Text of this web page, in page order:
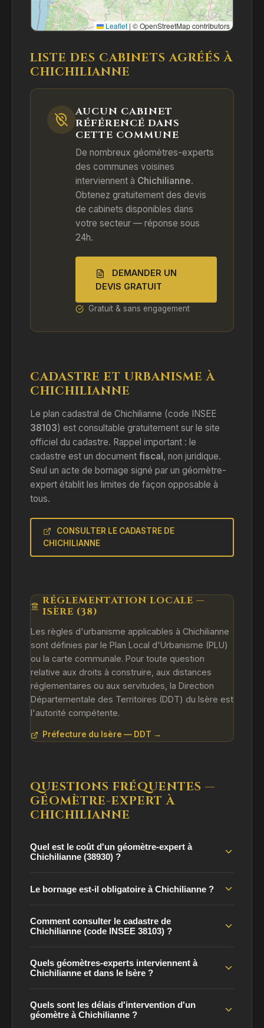
Leaflet | © OpenStreetMap contributors
LISTE DES CABINETS AGRÉÉS À
CHICHILIANNE
AUCUN CABINET
RÉFÉRENCÉ DANS
CETTE COMMUNE
De nombreux géomètres-experts
des communes voisines
interviennent à Chichilianne.
Obtenez gratuitement des devis
de cabinets disponibles dans
votre secteur — réponse sous
24h.
DEMANDER UN
DEVIS GRATUIT
Gratuit & sans engagement
CADASTRE ET URBANISME À
CHICHILIANNE
Le plan cadastral de Chichilianne (code INSEE
38103) est consultable gratuitement sur le site
officiel du cadastre. Rappel important : le
cadastre est un document fiscal, non juridique.
Seul un acte de bornage signé par un géomètre-
expert établit les limites de façon opposable à
tous.
CONSULTER LE CADASTRE DE
CHICHILIANNE
RÉGLEMENTATION LOCALE —
ISÈRE (38)
Les règles d'urbanisme applicables à Chichilianne
sont définies par le Plan Local d'Urbanisme (PLU)
ou la carte communale. Pour toute question
relative aux droits à construire, aux distances
réglementaires ou aux servitudes, la Direction
Départementale des Territoires (DDT) du Isère est
l'autorité compétente.
Préfecture du Isère — DDT →
QUESTIONS FRÉQUENTES —
GÉOMÈTRE-EXPERT À
CHICHILIANNE
Quel est le coût d'un géomètre-expert à
Chichilianne (38930) ?
Le bornage est-il obligatoire à Chichilianne ?
Comment consulter le cadastre de
Chichilianne (code INSEE 38103) ?
Quels géomètres-experts interviennent à
Chichilianne et dans le Isère ?
Quels sont les délais d'intervention d'un
géomètre à Chichilianne ?